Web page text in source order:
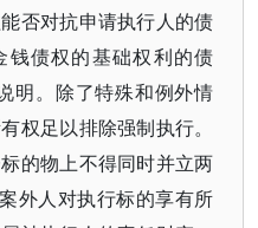
否对抗申请执行人的债
钱债权的基础权利的债
明。除了特殊和例外情
权足以排除强制执行。
的物上不得同时并立两
外人对执行标的享有所